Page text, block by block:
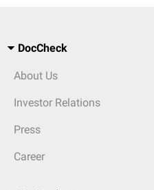
DocCheck
About Us
Investor Relations
Press
Career